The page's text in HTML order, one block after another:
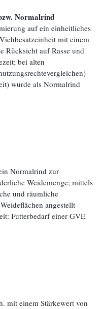
Normalrind
auf ein einheitliches
mit einem
Rücksicht auf Rasse und
bei alten
wurde als Normalrind
Normalrind zur
Weidemenge; mittels
und räumliche
angestellt
Futterbedarf einer GVE
mit einem Stärkewert von